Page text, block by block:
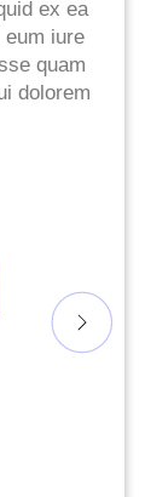
ex ea
eum iure
quam
dolorem